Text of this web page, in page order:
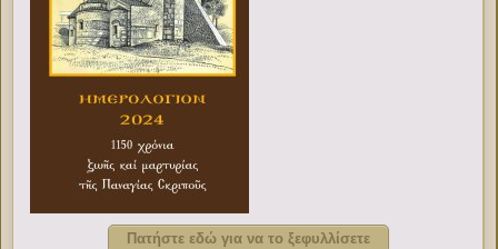
Πατήστε εδώ για να το ξεφυλλίσετε